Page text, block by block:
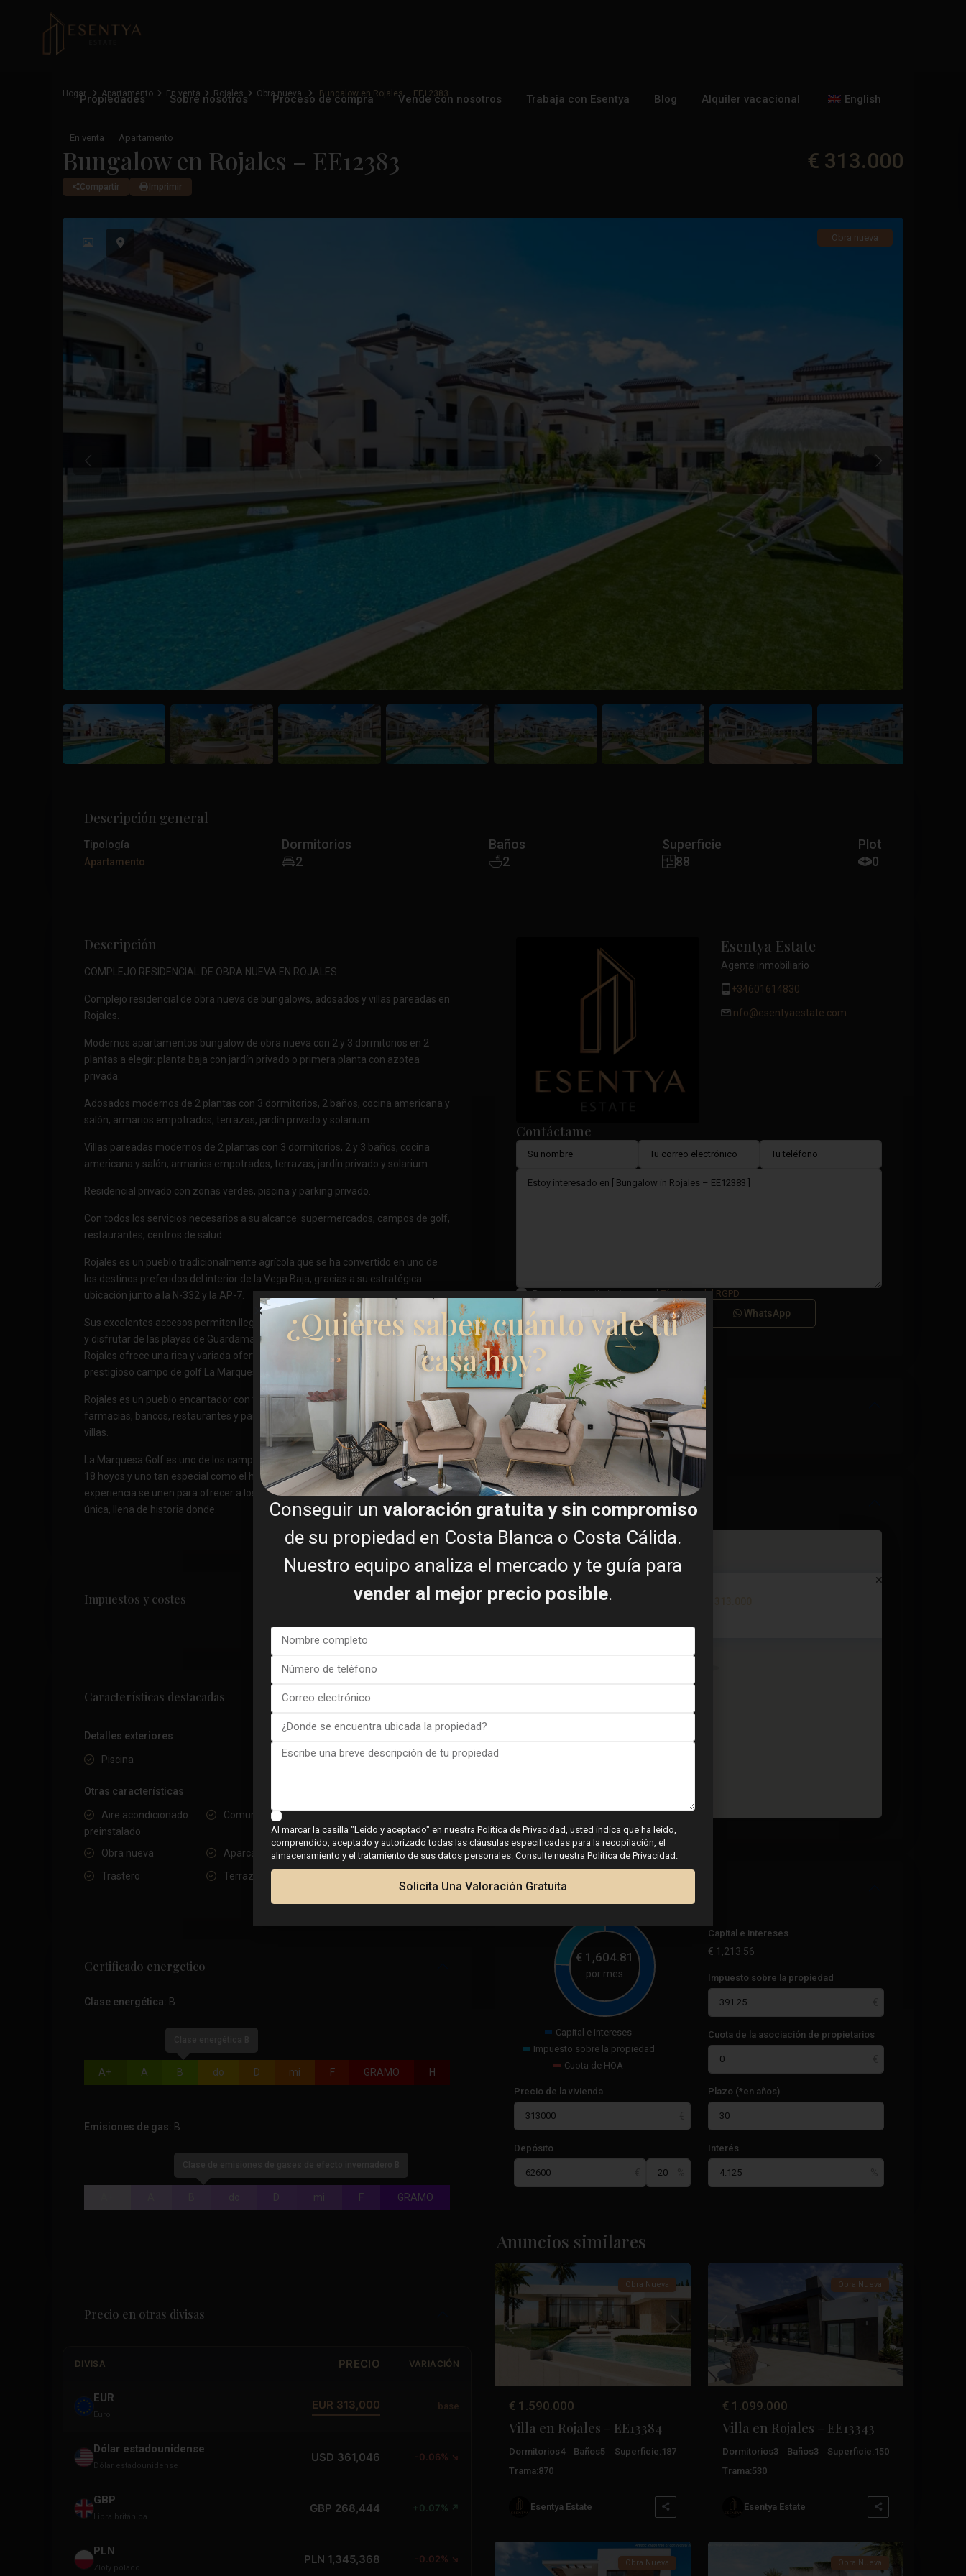
Propiedades Sobre nosotros Proceso de compra Vende con nosotros Trabaja con Esentya Blog Alquiler vacacional English
Hogar Apartamento En venta Rojales Obra nueva Bungalow en Rojales – EE12383
En venta Apartamento
Bungalow en Rojales – EE12383 € 313.000
Compartir Imprimir
Obra nueva
Anterior Anterior
Descripción general
Tipología
Apartamento
Dormitorios
2
Baños
2
Superficie
88
Plot
0
Descripción
COMPLEJO RESIDENCIAL DE OBRA NUEVA EN ROJALES
Complejo residencial de obra nueva de bungalows, adosados y villas pareadas en
Rojales.
Modernos apartamentos bungalow de obra nueva con 2 y 3 dormitorios en 2
plantas a elegir: planta baja con jardín privado o primera planta con azotea
privada.
Adosados modernos de 2 plantas con 3 dormitorios, 2 baños, cocina americana y
salón, armarios empotrados, terrazas, jardín privado y solarium.
Villas pareadas modernos de 2 plantas con 3 dormitorios, 2 y 3 baños, cocina
americana y salón, armarios empotrados, terrazas, jardín privado y solarium.
Residencial privado con zonas verdes, piscina y parking privado.
Con todos los servicios necesarios a su alcance: supermercados, campos de golf,
restaurantes, centros de salud.
Rojales es un pueblo tradicionalmente agrícola que se ha convertido en uno de
los destinos preferidos del interior de la Vega Baja, gracias a su estratégica
ubicación junto a la N-332 y la AP-7.
Sus excelentes accesos permiten llegar al aeropuerto de Alicante en 20 minutos
y disfrutar de las playas de Guardamar, La Mata o Torrevieja en 15 minutos.
Rojales ofrece una rica y variada oferta gastronómica y de ocio, y cuenta con el
prestigioso campo de golf La Marquesa Golf.
Rojales es un pueblo encantador con todos los servicios como supermercados,
farmacias, bancos, restaurantes y parque natural situados muy cerca de las
villas.
La Marquesa Golf es uno de los campos con más historia de la Costa Blanca, con
18 hoyos y uno tan especial como el hoyo 17 de Sawgrass. Tradición, calidad y
experiencia se unen para ofrecer a los golfistas que nos visitan una experiencia
única, llena de historia donde.
Impuestos y costes
Características destacadas
Detalles exteriores
Piscina
Otras características
Aire acondicionado
preinstalado
Comunidad
Obra nueva Aparcamiento
Solárium
Trastero
Terraza
Certificado energetico
Clase energética: B
A+ A B do D mi F GRAMO H
Emisiones de gas: B
D mi F GRAMO
Precio en otras divisas
DIVISA PRECIO VARIACIÓN
EUR
Euro
EUR 313,000 base
Dólar estadounidense
Dólar estadounidense
USD 361,046 -0.06% ↘
GBP
Libra británica
GBP 268,444 +0.07% ↗
PLN
Zloty polaco
PLN 1,345,368 -0.02% ↘
Esentya Estate
Agente inmobiliario
+34601614830
info@esentyaestate.com
Contáctame
Doy mi consentimiento para elTérminos del RGPD
Llamar WhatsApp
Planos de planta
Mapa
Calculadora
€ 1,604.81
por mes
Capital e intereses
Impuesto sobre la propiedad
Cuota de HOA
Capital e intereses
€ 1,213.56
Impuesto sobre la propiedad
Cuota de la asociación de propietarios
Precio de la vivienda
Depósito
Plazo (*en años)
Interés
Anuncios similares
Rojales
Anterior Próximo
Obra Nueva
€ 1.590.000
Villa en Rojales – EE13384
Dormitorios4 Baños5 Superficie: 187
Trama:870
Esentya Estate
Anterior Próximo
Obra Nueva
€ 1.099.000
Villa en Rojales – EE13343
Dormitorios3 Baños3 Superficie: 150
Trama:530
Esentya Estate
Obra Nueva Obra Nueva
¿Quieres saber cuánto vale tu
casa hoy?
Conseguir un valoración gratuita y sin compromiso
de su propiedad en Costa Blanca o Costa Cálida.
Nuestro equipo analiza el mercado y te guía para
vender al mejor precio posible.
Al marcar la casilla "Leído y aceptado" en nuestra Política de Privacidad, usted indica que ha leído,
comprendido, aceptado y autorizado todas las cláusulas especificadas para la recopilación, el
almacenamiento y el tratamiento de sus datos personales. Consulte nuestra Política de Privacidad.
Solicita Una Valoración Gratuita